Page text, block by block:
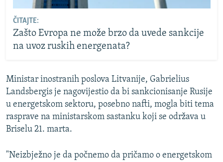
ČITAJTE:
Zašto Evropa ne može brzo da uvede sankcije
na uvoz ruskih energenata?
Ministar inostranih poslova Litvanije, Gabrielius
Landsbergis je nagovijestio da bi sankcionisanje Rusije
u energetskom sektoru, posebno nafti, mogla biti tema
rasprave na ministarskom sastanku koji se održava u
Briselu 21. marta.
"Neizbježno je da počnemo da pričamo o energetskom